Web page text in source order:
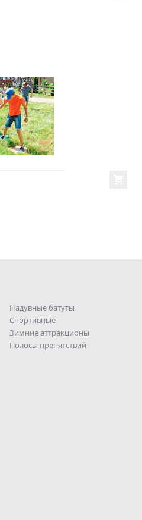
Надувные батуты
Спортивные
Зимние аттракционы
Полосы препятствий